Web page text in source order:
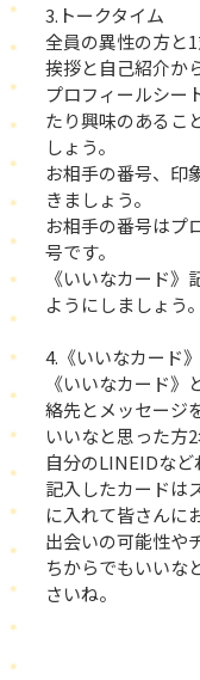
3.トークタイム
全員の異性の方と
挨拶と自己紹介か
プロフィールシー
たり興味のあるこ
しょう。
お相手の番号、印
きましょう。
お相手の番号はプ
号です。
《いいなカード
ようにしましょう。
4.《いいなカード
《いいなカード
絡先とメッセージ
いいなと思った方
自分のLINEIDなど
記入したカードは
に入れて皆さんに
出会いの可能性や
ちからでもいいな
さいね。